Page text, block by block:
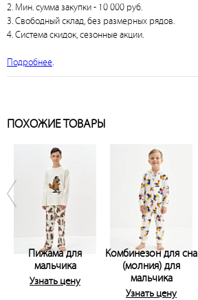
2. Мин. сумма закупки - 10 000 руб.
3. Свободный склад, без размерных рядов.
4. Система скидок, сезонные акции.
Подробнее.
ПОХОЖИЕ ТОВАРЫ
Пижама для
мальчика
Узнать цену
Комбинезон для сна
(молния) для
мальчика
Узнать цену